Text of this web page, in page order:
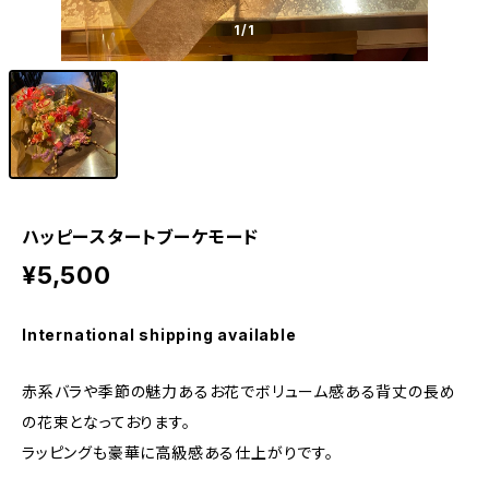
1/1
ハッピースタートブーケモード
¥5,500
International shipping available
赤系バラや季節の魅力あるお花でボリューム感ある背丈の長め
の花束となっております。
ラッピングも豪華に高級感ある仕上がりです。